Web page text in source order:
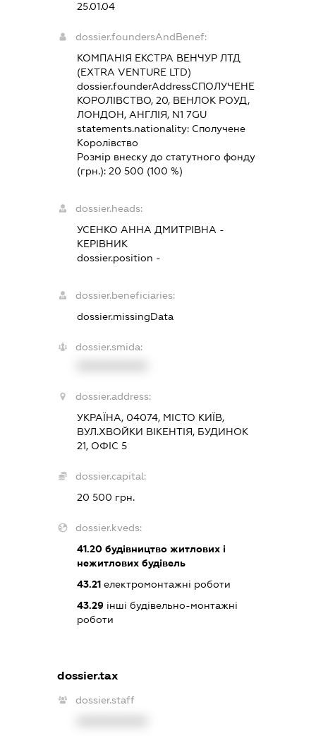
25.01.04
dossier.foundersAndBenef:
КОМПАНІЯ ЕКСТРА ВЕНЧУР ЛТД
(EXTRA VENTURE LTD)
dossier.founderAddressСПОЛУЧЕНЕ
КОРОЛІВСТВО, 20, ВЕНЛОК РОУД,
ЛОНДОН, АНГЛІЯ, N1 7GU
statements.nationality: Сполучене
Королівство
Розмір внеску до статутного фонду
(грн.): 20 500 (100 %)
dossier.heads:
УСЕНКО АННА ДМИТРІВНА -
КЕРІВНИК
dossier.position -
dossier.beneficiaries:
dossier.missingData
dossier.smida:
dossier.address:
УКРАЇНА, 04074, МІСТО КИЇВ,
ВУЛ.ХВОЙКИ ВІКЕНТІЯ, БУДИНОК
21, ОФІС 5
dossier.capital:
20 500 грн.
dossier.kveds:
41.20будівництво житлових і
нежитлових будівель
43.21електромонтажні роботи
43.29інші будівельно-монтажні
роботи
dossier.tax
dossier.staff